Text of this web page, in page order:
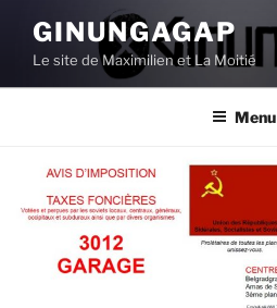
contenu
principal
GINUNGAGAP
Le site de Maximilien et La Moitié
Menu